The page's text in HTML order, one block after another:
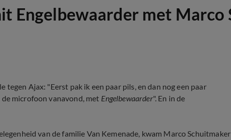
Engelbewaarder met
tegen Ajax: "Eerst pak ik een paar pils, en dan nog een paar
microfoon vanavond, met Engelbewaarder". En in de
van de familie Van Kemenade, kwam Marco Schuitmaker